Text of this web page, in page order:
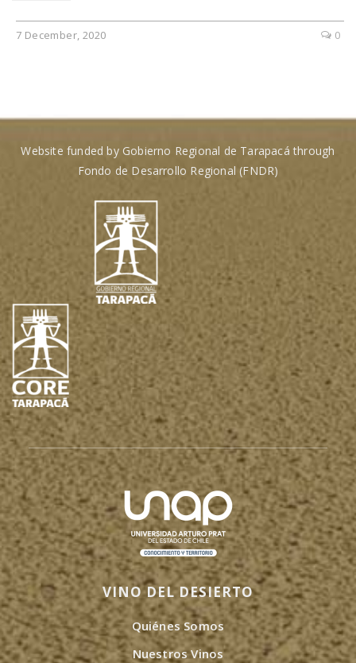
7 December, 2020 0
Website funded by Gobierno Regional de Tarapacá through
Fondo de Desarrollo Regional (FNDR)
VINO DEL DESIERTO
Quiénes Somos
Nuestros Vinos